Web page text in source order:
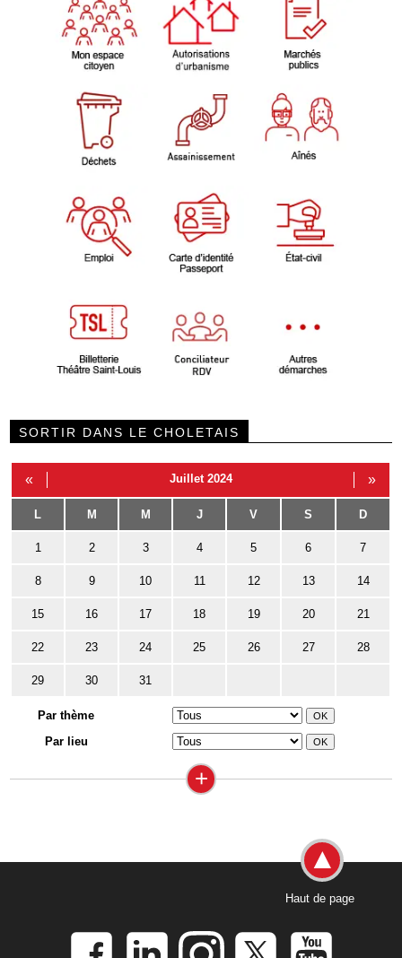
SORTIR DANS LE CHOLETAIS
« Juillet 2024 »
L M M J V S D
1 2 3 4 5 6 7
8 9 10 11 12 13 14
15 16 17 18 19 20 21
22 23 24 25 26 27 28
29 30 31
Par thème
Par lieu
+
Haut de page